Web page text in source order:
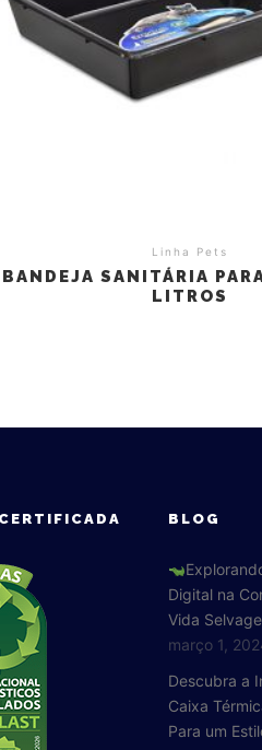
Linha Pets
BANDEJA SANITÁRIA
LITROS
BLOG
Digital na
Vida
março 1,
Descubra a
Caixa
Para um